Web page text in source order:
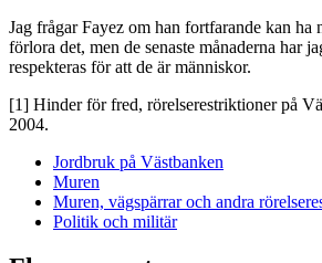
Jag frågar Fayez om han fortfarande kan
förlora det, men de senaste månaderna har
respekteras för att de är människor.
[1] Hinder för fred, rörelserestriktioner på
2004.
Jordbruk på Västbanken
Muren
Muren, vägspärrar och andra
Politik och militär